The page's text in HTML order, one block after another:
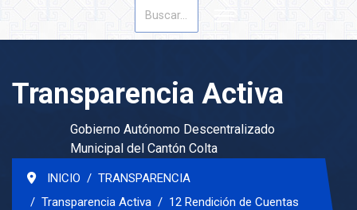
Buscar
Transparencia Activa
Gobierno Autónomo Descentralizado
Municipal del Cantón Colta
INICIO
TRANSPARENCIA
Transparencia Activa
12 Rendición de Cuentas